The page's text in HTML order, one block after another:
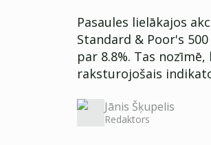
Pasaules lielākajos
Standard & Poor's
par 8.8%. Tas
raksturojošais
Jānis Šķupelis
Redaktors